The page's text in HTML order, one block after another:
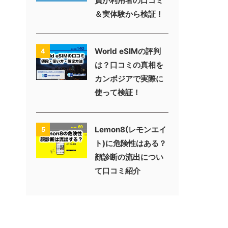
＆実体験から検証！
4
World eSIMの評判
は？口コミの真相を
カンボジアで実際に
使って検証！
5
Lemon8(レモンエイ
ト)に危険性はある？
顔診断の流出につい
て口コミ紹介